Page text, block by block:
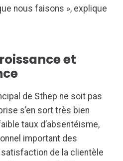
nous faisons », explique
et
de Sthep ne soit pas
s’en sort très bien
taux d’absentéisme,
important des
de la clientèle